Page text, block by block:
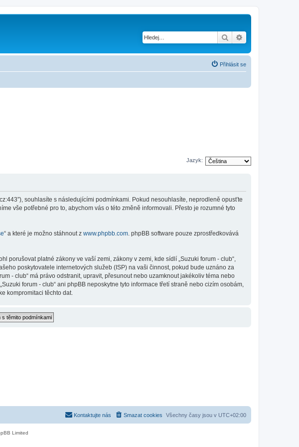
Hledat
Přihlásit se
Jazyk:
souhlasíte s následujícími podmínkami. Pokud nesouhlasíte, neprodleně opusťte
vše potřebné pro to, abychom vás o této změně informovali. Přesto je rozumné tyto
“ a které je možno stáhnout z www.phpbb.com. phpBB software pouze zprostředkovává
platné zákony ve vaší zemi, zákony v zemi, kde sídlí „Suzuki forum - club“,
poskytovatele internetových služeb (ISP) na vaši činnost, pokud bude uznáno za
- club“ má právo odstranit, upravit, přesunout nebo uzamknout jakékoliv téma nebo
forum - club“ ani phpBB neposkytne tyto informace třetí straně nebo cizím osobám,
kompromitaci těchto dat.
Všechny časy jsou v UTC+02:00
Smazat cookies
Kontaktujte nás
Limited